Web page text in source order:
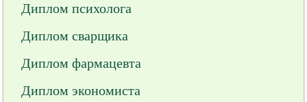
Диплом психолога
Диплом сварщика
Диплом фармацевта
Диплом экономиста